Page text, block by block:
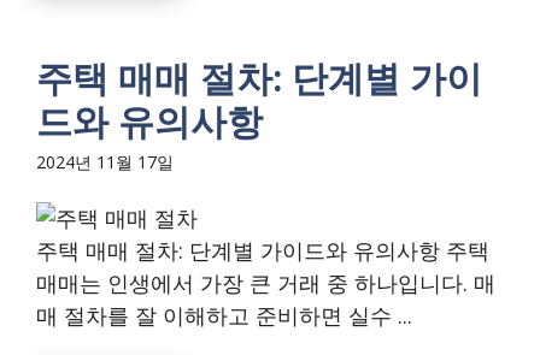
주택 매매 절차: 단계별 가이
드와 유의사항
2024년 11월 17일
주택 매매 절차: 단계별 가이드와 유의사항 주택
매매는 인생에서 가장 큰 거래 중 하나입니다. 매
매 절차를 잘 이해하고 준비하면 실수 ...